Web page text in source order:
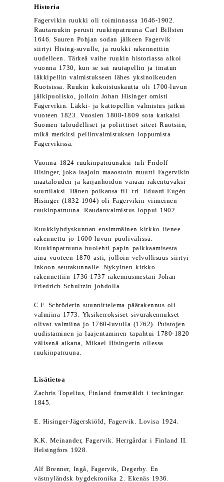
Historia
Fagervikin ruukki oli toiminnassa 1646-1902.
Rautaruukin perusti ruukinpatruuna Carl Billsten
1646. Suuren Pohjan sodan jälkeen Fagervik
siirtyi Hising-suvulle, ja ruukki rakennettiin
uudelleen. Tärkeä vaihe ruukin historiassa alkoi
vuonna 1730, kun se sai rautapellin ja tinatun
läkkipellin valmistukseen lähes yksinoikeuden
Ruotsissa. Ruukin kukoistuskautta oli 1700-luvun
jälkipuolisko, jolloin Johan Hisinger omisti
Fagervikin. Läkki- ja kattopellin valmistus jatkui
vuoteen 1823. Vuosien 1808-1809 sota katkaisi
Suomen taloudelliset ja poliittiset siteet Ruotsiin,
mikä merkitsi pellinvalmistuksen loppumista
Fagervikissä.
Vuonna 1824 ruukinpatruunaksi tuli Fridolf
Hisinger, joka laajoin maaostoin muutti Fagervikin
maatalouden ja karjanhoidon varaan rakentuvaksi
suurtilaksi. Hänen poikansa fil. tri. Eduard Eugèn
Hisinger (1832-1904) oli Fagervikin viimeinen
ruukinpatruuna. Raudanvalmistus loppui 1902.
Ruukkiyhdyskunnan ensimmäinen kirkko lienee
rakennettu jo 1600-luvun puolivälissä.
Ruukinpatruuna huolehti papin palkkaamisesta
aina vuoteen 1870 asti, jolloin velvollisuus siirtyi
Inkoon seurakunnalle. Nykyinen kirkko
rakennettiin 1736-1737 rakennusmestari Johan
Friedrich Schultzin johdolla.
C.F. Schröderin suunnittelema päärakennus oli
valmiina 1773. Yksikerroksiset sivurakennukset
olivat valmiina jo 1760-luvulla (1762). Puistojen
uudistaminen ja laajentaminen tapahtui 1780-1820
välisenä aikana, Mikael Hisingerin ollessa
ruukinpatruuna.
Lisätietoa
Zachris Topelius, Finland framstäldt i teckningar.
1845.
E. Hisinger-Jägerskiöld, Fagervik. Lovisa 1924.
K.K. Meinander, Fagervik. Herrgårdar i Finland II.
Helsingfors 1928.
Alf Brenner, Ingå, Fagervik, Degerby. En
västnyländsk bygdekronika 2. Ekenäs 1936.